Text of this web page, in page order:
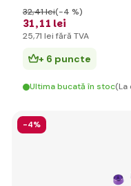
31,11 lei
32,41 lei(-4 %)
25,71 lei fără TVA
+ 6 puncte
Ultima bucată în stoc(La
-4%